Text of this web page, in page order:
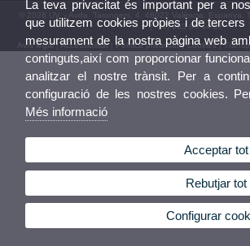
© 2026 UV. - Avda. Tarongers, 4. 46022 València. Espanya.
(+34) 963 86 44 87
Avís legal|Accessibilitat| Política privacitat|Cookies|
La teva privacitat és important per a
que utilitzem cookies pròpies i de
mesurament de la nostra pàgina web
continguts,així com proporcionar
analitzar el nostre trànsit. Per a
configuració de les nostres cookies.
Més informació
Acceptar tot
Rebutjar tot
Configurar